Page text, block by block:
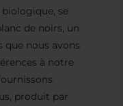
se
de noirs, un
que nous avons
à notre
produit par